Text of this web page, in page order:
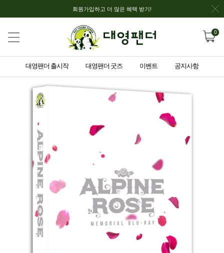
회원가입하고 더 많은 혜택 받기!
0
대영팬더 출시작 대영팬더 굿즈 이벤트 공지사항